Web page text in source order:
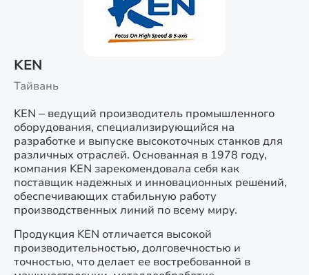
KEN
Тайвань
KEN – ведущий производитель промышленного
оборудования, специализирующийся на
разработке и выпуске высокоточных станков для
различных отраслей. Основанная в 1978 году,
компания KEN зарекомендовала себя как
поставщик надежных и инновационных решений,
обеспечивающих стабильную работу
производственных линий по всему миру.
Продукция KEN отличается высокой
производительностью, долговечностью и
точностью, что делает ее востребованной в